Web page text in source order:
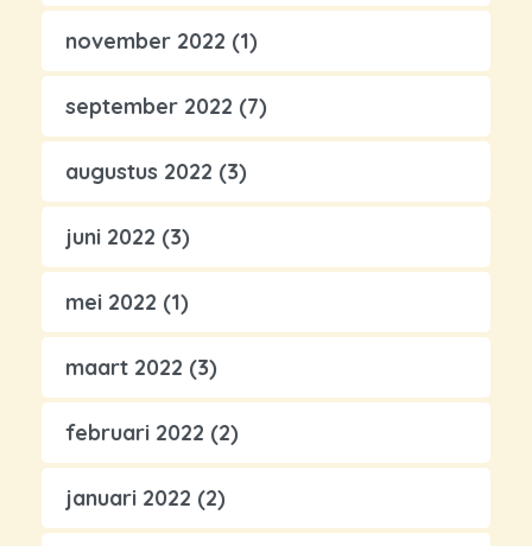
november 2022 (1)
september 2022 (7)
augustus 2022 (3)
juni 2022 (3)
mei 2022 (1)
maart 2022 (3)
februari 2022 (2)
januari 2022 (2)